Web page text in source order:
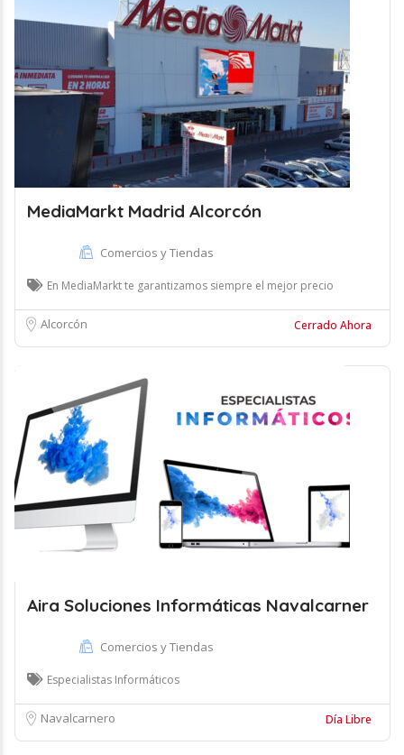
MediaMarkt Madrid Alcorcón
Comercios y Tiendas
En MediaMarkt te garantizamos siempre el mejor precio
Alcorcón Cerrado Ahora
Aira Soluciones Informáticas Navalcarner
Comercios y Tiendas
Especialistas Informáticos
Navalcarnero Día Libre